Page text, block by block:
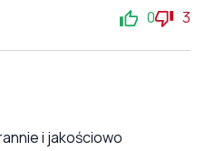
0 3
i jakościowo